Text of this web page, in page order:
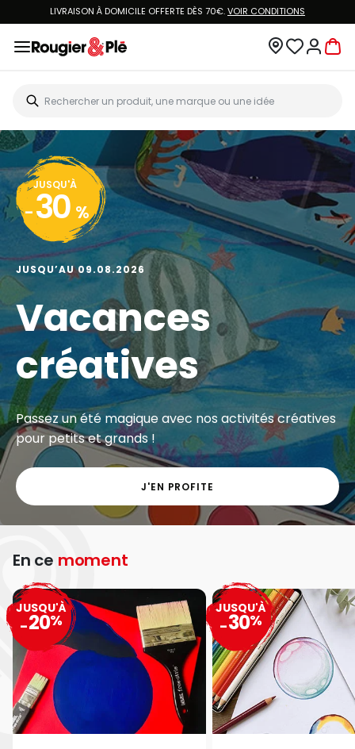
LIVRAISON À DOMICILE OFFERTE DÈS 70€.VOIR CONDITIONS
JUSQU'À
- 30 %
JUSQU’AU 09.08.2026
Vacances
créatives
Passez un été magique avec nos activités créatives
pour petits et grands !
J'EN PROFITE
En ce moment
JUSQU'À
-20%
JUSQU'À
-30%